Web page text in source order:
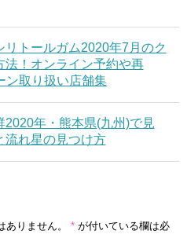
リトールガム2020年7月のク
法！オンライン予約や再
ン取り扱い店舗集
2020年・熊本県(九州)で見
流れ星の見つけ方
りません。 * が付いている欄は必